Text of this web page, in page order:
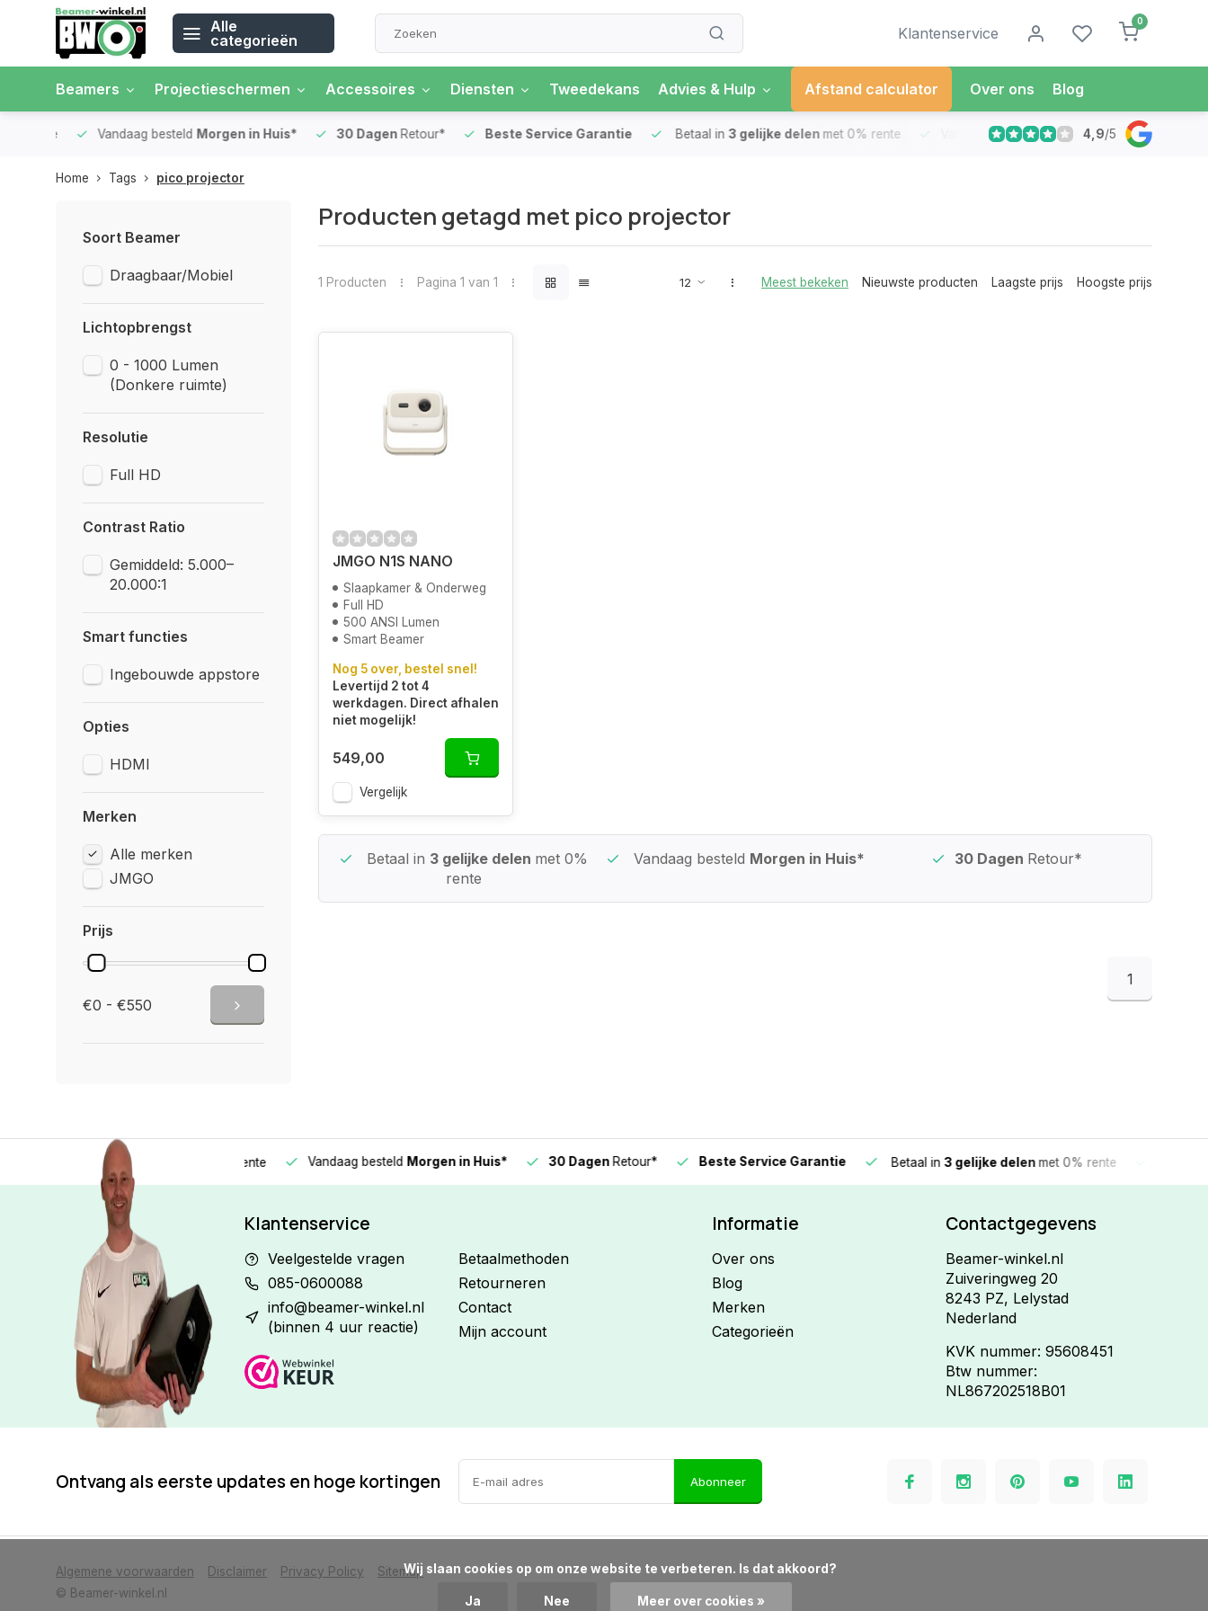
Alle
categorieën
Klantenservice
0
Beamers Projectieschermen Accessoires Diensten Tweedekans Advies & Hulp Afstand calculator Over ons Blog
Vandaag besteldMorgen in Huis* 30 DagenRetour* Beste Service Garantie Betaal in 3 gelijke delen met 0% rente Vandaag besteldMorgen in Huis*
4,9/5
Home Tags pico projector
Soort Beamer
Draagbaar/Mobiel
Lichtopbrengst
0 - 1000 Lumen
(Donkere ruimte)
Resolutie
Full HD
Contrast Ratio
Gemiddeld: 5.000–
20.000:1
Smart functies
Ingebouwde appstore
Opties
HDMI
Merken
Alle merken
JMGO
Prijs
€0 - €550
Producten getagd met pico projector
1 Producten Pagina 1 van 1 Meest bekeken Nieuwste producten Laagste prijs Hoogste prijs
JMGO N1S NANO
Slaapkamer & Onderweg
Full HD
500 ANSI Lumen
Smart Beamer
Nog 5 over, bestel snel!
Levertijd 2 tot 4
werkdagen. Direct afhalen
niet mogelijk!
549,00
Vergelijk
Beste Service Garantie Betaal in 3 gelijke delen met 0%
rente
Vandaag besteld Morgen in Huis* 30 Dagen Retour*
1
3 gelijke delen Vandaag besteldMorgen in Huis* 30 DagenRetour* Beste Service Garantie Betaal in3 gelijke delen met 0% rente
Klantenservice
Veelgestelde vragen
085-0600088
info@beamer-winkel.nl
(binnen 4 uur reactie)
Betaalmethoden
Retourneren
Contact
Mijn account
Informatie
Over ons
Blog
Merken
Categorieën
Contactgegevens
Beamer-winkel.nl
Zuiveringweg 20
8243 PZ, Lelystad
Nederland
KVK nummer: 95608451
Btw nummer:
NL867202518B01
Ontvang als eerste updates en hoge kortingen Abonneer
Algemene voorwaarden Disclaimer Privacy Policy
Sitemap
© Beamer-winkel.nl
            Wij slaan cookies op om onze website te verbeteren. Is dat akkoord?
Ja Nee Meer over cookies »